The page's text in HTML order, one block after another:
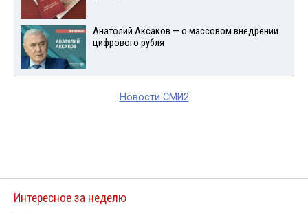
Анатолий Аксаков — о массовом внедрении
цифрового рубля
Новости СМИ2
Интересное за неделю